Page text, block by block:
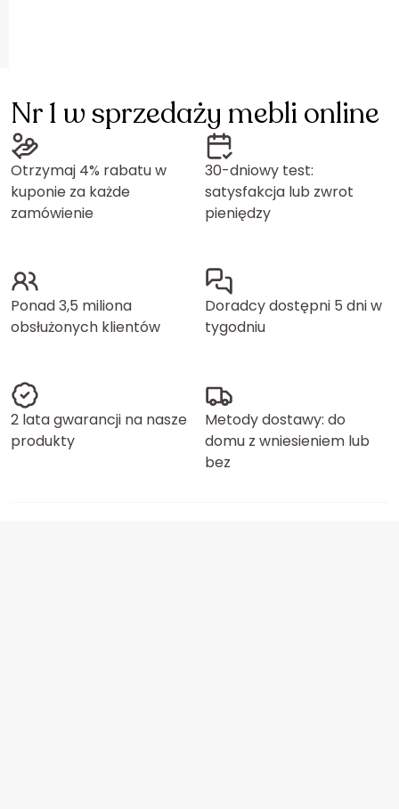
Nr 1 w sprzedaży mebli online
Otrzymaj 4% rabatu w
kuponie za każde
zamówienie
30-dniowy test:
satysfakcja lub zwrot
pieniędzy
Ponad 3,5 miliona
obsłużonych klientów
Doradcy dostępni 5 dni w
tygodniu
2 lata gwarancji na nasze
produkty
Metody dostawy: do
domu z wniesieniem lub
bez